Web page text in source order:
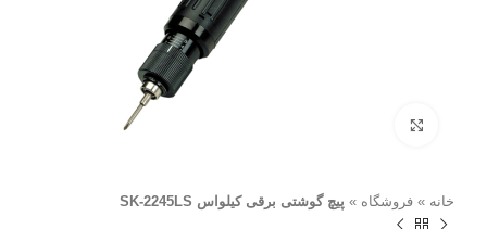
خانه » فروشگاه » پیچ گوشتی برقی کیلواس SK-2245LS